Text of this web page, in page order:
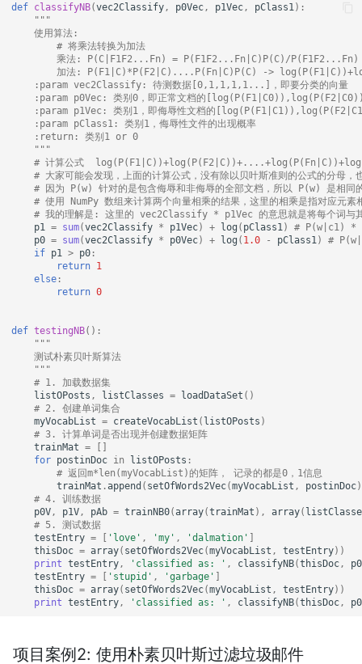
def classifyNB(vec2Classify , p0Vec , p1Vec , pClass1 ):
"""
    使用算法:
        # 将乘法转换为加法
        乘法: P(C|F1F2...Fn) = P(F1F2...Fn|C)P(C)/P(F1F2...Fn)
加法: P(F1|C)*P(F2|C)....P(Fn|C)P(C) ->
    :param vec2Classify: 待测数据[0,1,1,1,1...]，即要分类的向量
:param p0Vec: 类别0，即正常文档的
:param p1Vec: 类别1，即侮辱性文档的
    :param pClass1: 类别1，侮辱性文件的出现概率
    :return: 类别1 or 0
    """
# 计算公式
# 大家可能会发现，上面的计算公式，没有除以贝叶斯准则的公式的分母
# 因为 P(w) 针对的是包含侮辱和非侮辱的全部文档，所以 P(w) 是相同
# 使用 NumPy 数组来计算两个向量相乘的结果，这里的相乘是指对应元
# 我的理解是: 这里的 vec2Classify * p1Vec 的意思就是将每个词与其
p1
= sum(vec2Classify * p1Vec) + log ( pClass1 )
# P(w|c1) *
p0 = sum(vec2Classify * p0Vec) + log ( 1.0 - pClass1 )
#
if p1 > p0 :
return 1
else :
return 0
def testingNB():
"""
    测试朴素贝叶斯算法
    """
# 1. 加载数据集
listOPosts , listClasses = loadDataSet ()
# 2. 创建单词集合
myVocabList = createVocabList ( listOPosts )
# 3. 计算单词是否出现并创建数据矩阵
trainMat =
[]
for postinDoc in listOPosts :
# 返回m*len(myVocabList)的矩阵， 记录的都是0，1信息
trainMat .append ( setOfWords2Vec(myVocabList , postinDoc
# 4. 训练数据
p0V , p1V , pAb = trainNB0(array(trainMat ), array(
# 5. 测试数据
testEntry = [ 'love' , 'my' , 'dalmation' ]
thisDoc = array( setOfWords2Vec(myVocabList , testEntry))
print testEntry , 'classified as: ' , classifyNB(thisDoc ,
testEntry = [ 'stupid' , 'garbage' ]
thisDoc = array( setOfWords2Vec(myVocabList , testEntry))
print testEntry , 'classified as: ' , classifyNB(thisDoc ,
项目案例2: 使用朴素贝叶斯过滤垃圾邮件